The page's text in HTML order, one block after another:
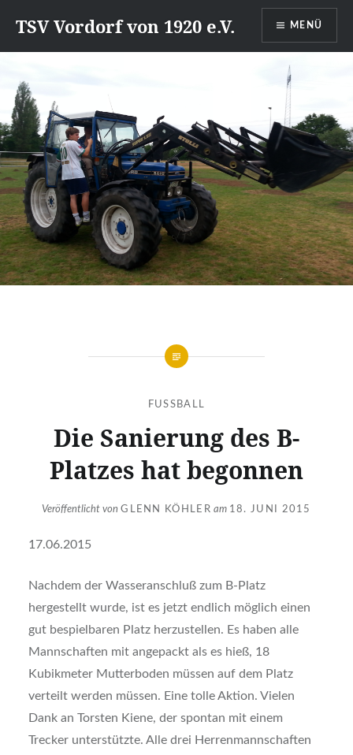
zumTSV Vordorf von 1920 e.V. MENÜ
FUSSBALL
Die Sanierung des B-
Platzes hat begonnen
Veröffentlicht vonGLENN KÖHLER am 18. JUNI 2015
17.06.2015
Nachdem der Wasseranschluß zum B-Platz
hergestellt wurde, ist es jetzt endlich möglich einen
gut bespielbaren Platz herzustellen. Es haben alle
Mannschaften mit angepackt als es hieß, 18
Kubikmeter Mutterboden müssen auf dem Platz
verteilt werden müssen. Eine tolle Aktion. Vielen
Dank an Torsten Kiene, der spontan mit einem
Trecker unterstützte. Alle drei Herrenmannschaften